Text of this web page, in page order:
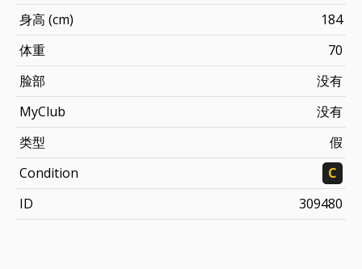
身高 (cm)
184
体重
70
脸部
没有
MyClub
没有
类型
假
Condition
C
ID
309480